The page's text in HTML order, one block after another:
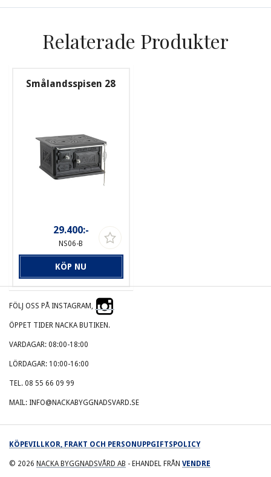
Relaterade Produkter
Smålandsspisen 28
29.400:-
NS06-B
KÖP NU
FÖLJ OSS PÅ INSTAGRAM,
ÖPPET TIDER NACKA BUTIKEN.
VARDAGAR: 08:00-18:00
LÖRDAGAR: 10:00-16:00
TEL. 08 55 66 09 99
MAIL: INFO@NACKABYGGNADSVARD.SE
KÖPEVILLKOR, FRAKT OCH PERSONUPPGIFTSPOLICY
© 2026 NACKA BYGGNADSVÅRD AB - EHANDEL FRÅN VENDRE